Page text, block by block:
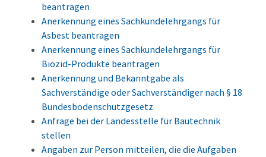
beantragen
Anerkennung eines Sachkundelehrgangs für
Asbest beantragen
Anerkennung eines Sachkundelehrgangs für
Biozid-Produkte beantragen
Anerkennung und Bekanntgabe als
Sachverständige oder Sachverständiger nach § 18
Bundesbodenschutzgesetz
Anfrage bei der Landesstelle für Bautechnik
stellen
Angaben zur Person mitteilen, die die Aufgaben